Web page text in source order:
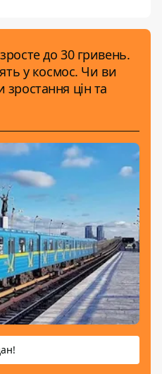
до 30 гривень.
у космос. Чи ви
зростання цін та